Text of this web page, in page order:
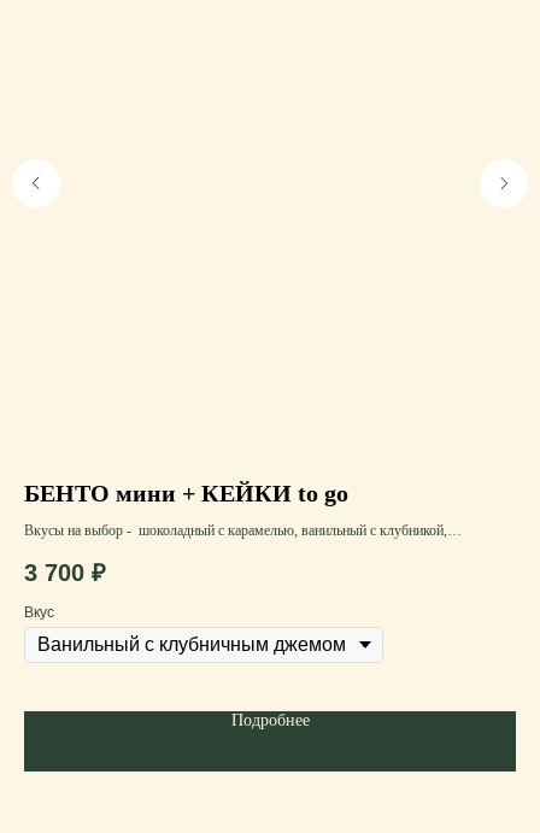
БЕНТО мини + КЕЙКИ to go
Вкусы на выбор - шоколадный с карамелью, ванильный с клубникой,
подача в wow упаковке
3 700 ₽
Вкус
Подробнее